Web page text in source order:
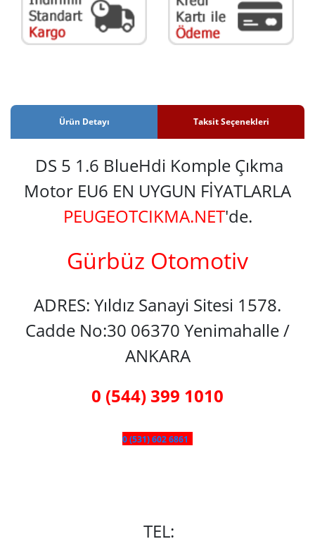
Ürün Detayı Taksit Seçenekleri
DS 5 1.6 BlueHdi Komple Çıkma
Motor EU6 EN UYGUN FİYATLARLA
PEUGEOTCIKMA.NET'de.
Gürbüz Otomotiv
ADRES: Yıldız Sanayi Sitesi 1578.
Cadde No:30 06370 Yenimahalle /
ANKARA
0 (544) 399 1010
0 (531) 602 6861
TEL: